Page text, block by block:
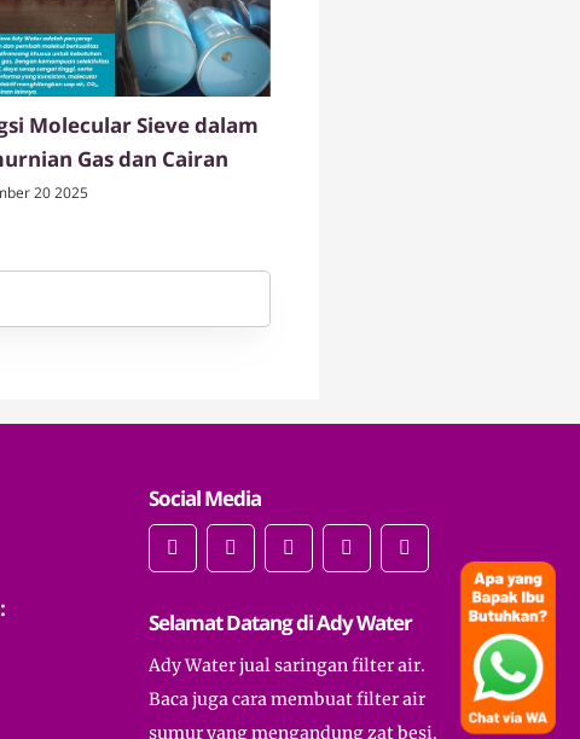
Molecular Sieve dalam
Gas dan Cairan
20 2025
Social Media
Selamat Datang di Ady Water
Ady Water jual saringan filter air.
Baca juga cara membuat filter air
sumur yang mengandung zat besi.